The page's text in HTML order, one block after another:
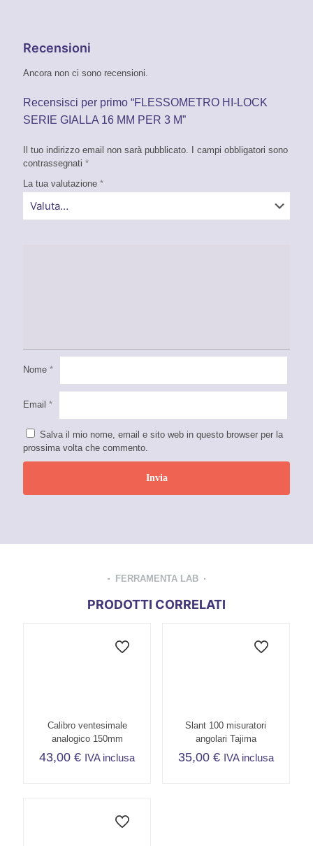
Recensioni
Ancora non ci sono recensioni.
Recensisci per primo “FLESSOMETRO HI-LOCK
SERIE GIALLA 16 MM PER 3 M”
Il tuo indirizzo email non sarà pubblicato.
I campi obbligatori sono
contrassegnati *
La tua valutazione *
Nome *
Email *
Salva il mio nome, email e sito web in questo browser per la
prossima volta che commento.
FERRAMENTA LAB
PRODOTTI CORRELATI
Calibro ventesimale
analogico 150mm
43,00€ IVA inclusa
Slant 100 misuratori
angolari Tajima
35,00 € IVA inclusa